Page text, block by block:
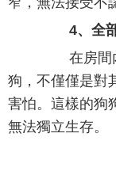
4、全
在房間內
狗，不僅僅是對
害怕。這樣的狗
無法獨立生存。